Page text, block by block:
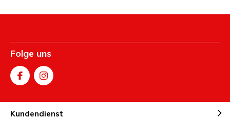
Folge uns
Kundendienst